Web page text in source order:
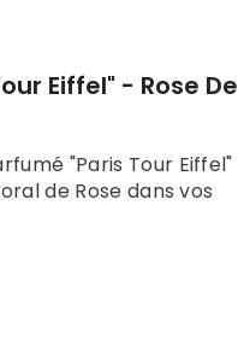
Eiffel" - Rose De
"Paris Tour Eiffel"
de Rose dans vos